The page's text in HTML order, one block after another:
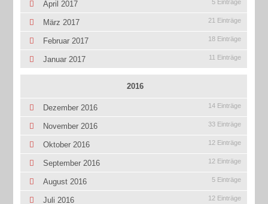
April 2017 5 Einträge
März 2017 21 Einträge
Februar 2017 18 Einträge
Januar 2017 11 Einträge
2016
Dezember 2016 14 Einträge
November 2016 33 Einträge
Oktober 2016 12 Einträge
September 2016 12 Einträge
August 2016 5 Einträge
Juli 2016 12 Einträge